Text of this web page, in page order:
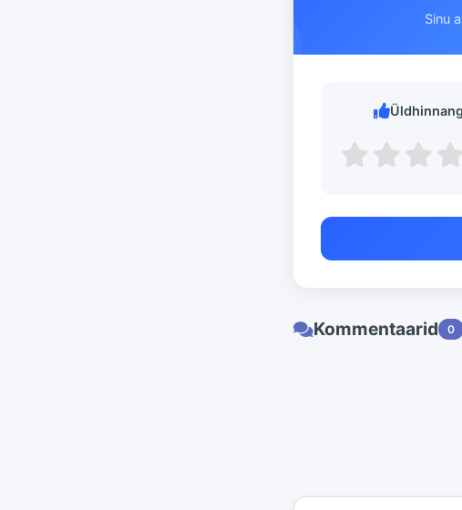
Sinu
Üldhinnang
Kommentaarid 0